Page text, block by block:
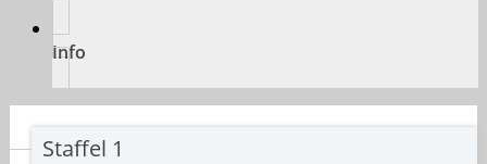
Info
Staffel 1